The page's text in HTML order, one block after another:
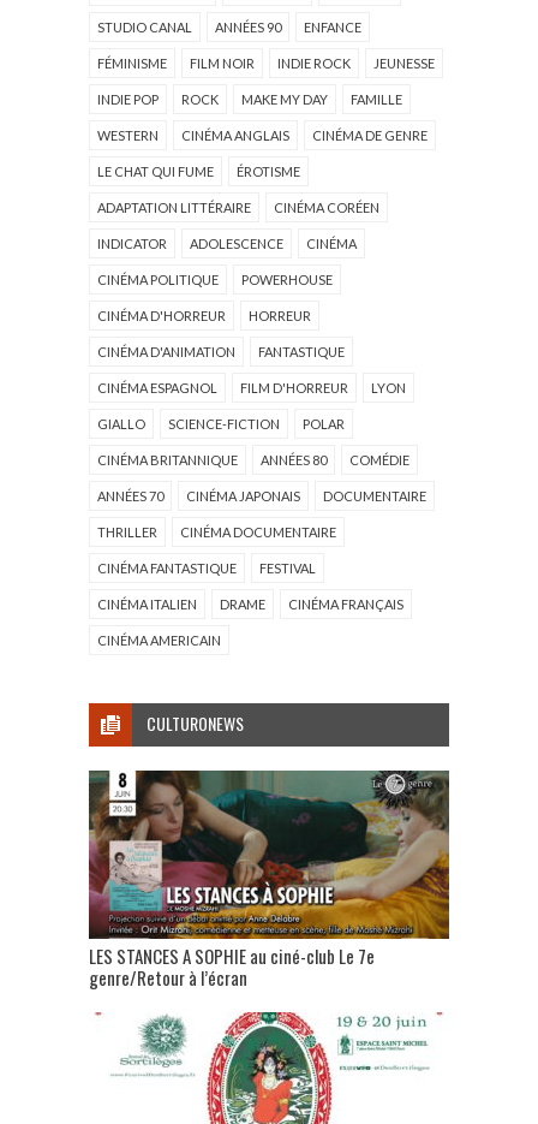
STUDIO CANAL ANNÉES 90 ENFANCE
FÉMINISME FILM NOIR INDIE ROCK JEUNESSE
INDIE POP ROCK MAKE MY DAY FAMILLE
WESTERN CINÉMA ANGLAIS CINÉMA DE GENRE
LE CHAT QUI FUME ÉROTISME
ADAPTATION LITTÉRAIRE CINÉMA CORÉEN
INDICATOR ADOLESCENCE CINÉMA
CINÉMA POLITIQUE POWERHOUSE
CINÉMA D'HORREUR HORREUR
CINÉMA D'ANIMATION FANTASTIQUE
CINÉMA ESPAGNOL FILM D'HORREUR LYON
GIALLO SCIENCE-FICTION POLAR
CINÉMA BRITANNIQUE ANNÉES 80 COMÉDIE
ANNÉES 70 CINÉMA JAPONAIS DOCUMENTAIRE
THRILLER CINÉMA DOCUMENTAIRE
CINÉMA FANTASTIQUE FESTIVAL
CINÉMA ITALIEN DRAME CINÉMA FRANÇAIS
CINÉMA AMERICAIN
CULTURONEWS
LES STANCES A SOPHIE au ciné-club Le 7e
genre/Retour à l’écran